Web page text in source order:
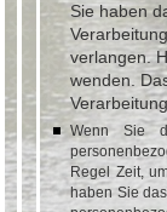
Sie haben
verlangen.
wenden.
Wenn Sie
Regel Zeit,
haben Sie